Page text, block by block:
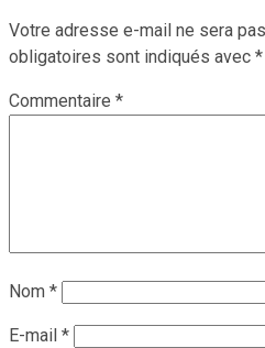
Votre adresse e-mail ne sera
obligatoires sont indiqués avec *
Commentaire *
Nom *
E-mail *